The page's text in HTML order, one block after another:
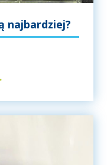
najbardziej?